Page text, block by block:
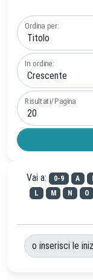
Ordina per:
In ordine:
Risultati/Pagina
Vai a: 0-9 A
L
M N O
o inserisci le